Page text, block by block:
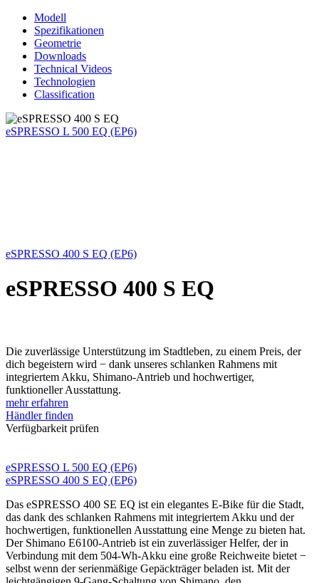
Modell
Spezifikationen
Geometrie
Downloads
Technical Videos
Technologien
Classification
eSPRESSO L 500 EQ (EP6)
eSPRESSO 400 S EQ (EP6)
eSPRESSO 400 S EQ
Die zuverlässige Unterstützung im Stadtleben, zu einem Preis, der
dich begeistern wird − dank unseres schlanken Rahmens mit
integriertem Akku, Shimano-Antrieb und hochwertiger,
funktioneller Ausstattung.
mehr erfahren
Händler finden
Verfügbarkeit prüfen
eSPRESSO L 500 EQ (EP6)
eSPRESSO 400 S EQ (EP6)
Das eSPRESSO 400 SE EQ ist ein elegantes E-Bike für die Stadt,
das dank des schlanken Rahmens mit integriertem Akku und der
hochwertigen, funktionellen Ausstattung eine Menge zu bieten hat.
Der Shimano E6100-Antrieb ist ein zuverlässiger Helfer, der in
Verbindung mit dem 504-Wh-Akku eine große Reichweite bietet −
selbst wenn der serienmäßige Gepäckträger beladen ist. Mit der